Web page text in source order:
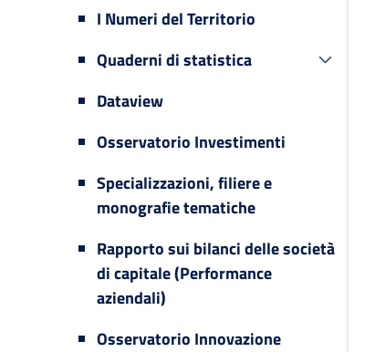
I Numeri del Territorio
Quaderni di statistica
Dataview
Osservatorio Investimenti
Specializzazioni, filiere e
monografie tematiche
Rapporto sui bilanci delle società
di capitale (Performance
aziendali)
Osservatorio Innovazione